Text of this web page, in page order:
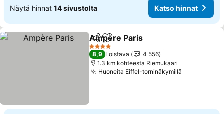
Näytä hinnat 14 sivustolta Katso hinnat
Jaa Lisää suosikkeihin
Ampère Paris
4 Tähtiluokitus
8,9 Loistava
4 556
1.3 km kohteesta Riemukaari
Huoneita Eiffel-torninäkymillä